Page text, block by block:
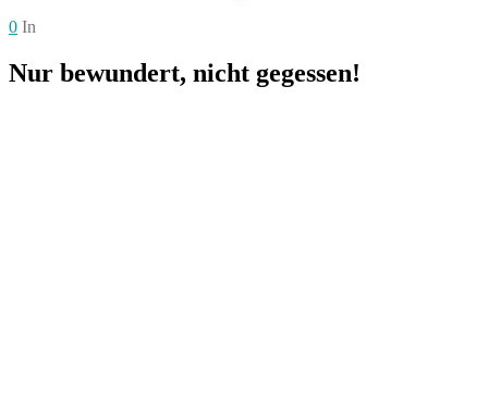
0 In
Nur bewundert, nicht gegessen!